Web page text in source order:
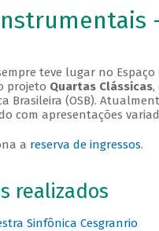
teve lugar no
projeto Quartas Clássicas,
Brasileira (OSB).
com apresentações
a reserva de ingressos.
realizados
Sinfônica Cesgranrio